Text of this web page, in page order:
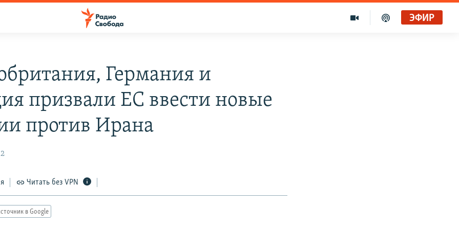
ЭФИР
Германия и
призвали ЕС ввести новые
против Ирана
Читать без VPN
в Google